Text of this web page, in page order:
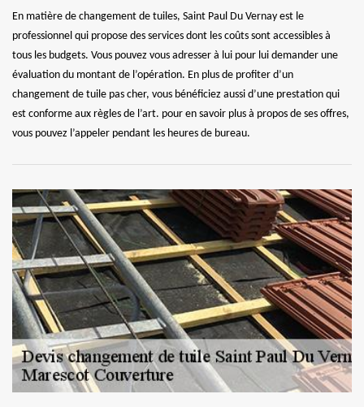
En matière de changement de tuiles, Saint Paul Du Vernay est le
professionnel qui propose des services dont les coûts sont accessibles à
tous les budgets. Vous pouvez vous adresser à lui pour lui demander une
évaluation du montant de l’opération. En plus de profiter d’un
changement de tuile pas cher, vous bénéficiez aussi d’une prestation qui
est conforme aux règles de l’art. pour en savoir plus à propos de ses offres,
vous pouvez l’appeler pendant les heures de bureau.